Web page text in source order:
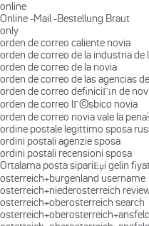
online
Online -Mail -Bestellung Braut
only
orden de correo caliente novia
orden de correo de la industria de
orden de correo de la novia
orden de correo de las agencias
orden de correo definiciГіn de
orden de correo lГ©sbico novia
orden de correo novia vale la
ordine postale legittimo sposa
ordini postali agenzie sposa
ordini postali recensioni sposa
Ortalama posta sipariЕџi gelin
osterreich+burgenland username
osterreich+niederosterreich
osterreich+oberosterreich search